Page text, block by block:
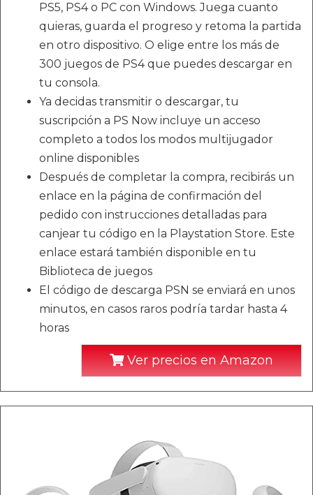
PS5, PS4 o PC con Windows. Juega cuanto
quieras, guarda el progreso y retoma la partida
en otro dispositivo. O elige entre los más de
300 juegos de PS4 que puedes descargar en
tu consola.
Ya decidas transmitir o descargar, tu
suscripción a PS Now incluye un acceso
completo a todos los modos multijugador
online disponibles
Después de completar la compra, recibirás un
enlace en la página de confirmación del
pedido con instrucciones detalladas para
canjear tu código en la Playstation Store. Este
enlace estará también disponible en tu
Biblioteca de juegos
El código de descarga PSN se enviará en unos
minutos, en casos raros podría tardar hasta 4
horas
Ver precios en Amazon